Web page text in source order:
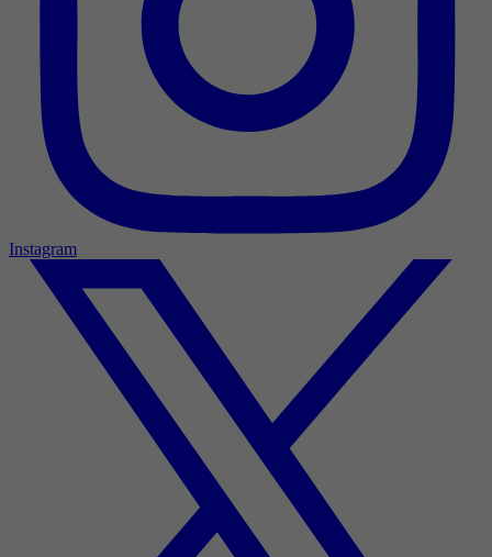
Instagram